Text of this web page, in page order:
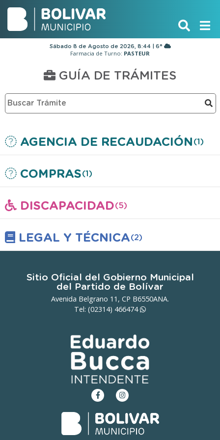
Sábado 8 de Agosto de 2026, 8:44 | 6°
Farmacia de Turno: PASTEUR
GUÍA DE TRÁMITES
AGENCIA DE RECAUDACIÓN (1)
COMPRAS(1)
DISCAPACIDAD(5)
LEGAL Y TÉCNICA(2)
Sitio Oficial del Gobierno Municipal
del Partido de Bolívar
Avenida Belgrano 11, CP B6550ANA.
Tel: (02314) 466474